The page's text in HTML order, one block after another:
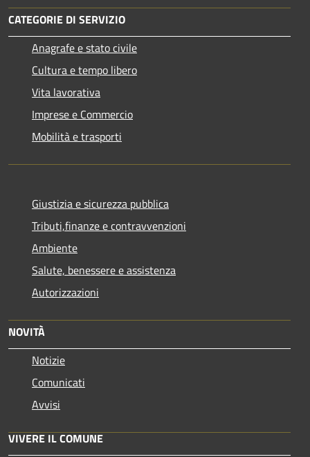
CATEGORIE DI SERVIZIO
Anagrafe e stato civile
Cultura e tempo libero
Vita lavorativa
Imprese e Commercio
Mobilità e trasporti
Giustizia e sicurezza pubblica
Tributi,finanze e contravvenzioni
Ambiente
Salute, benessere e assistenza
Autorizzazioni
NOVITÀ
Notizie
Comunicati
Avvisi
VIVERE IL COMUNE